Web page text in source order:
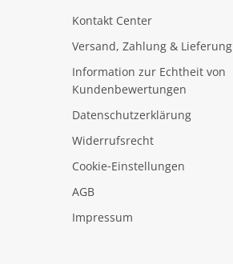
Kontakt Center
Versand, Zahlung & Lieferung
Information zur Echtheit von
Kundenbewertungen
Datenschutzerklärung
Widerrufsrecht
Cookie‑Einstellungen
AGB
Impressum